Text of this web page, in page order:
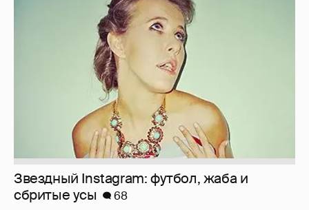
Звездный Instagram: футбол, жаба и
сбритые усы
68